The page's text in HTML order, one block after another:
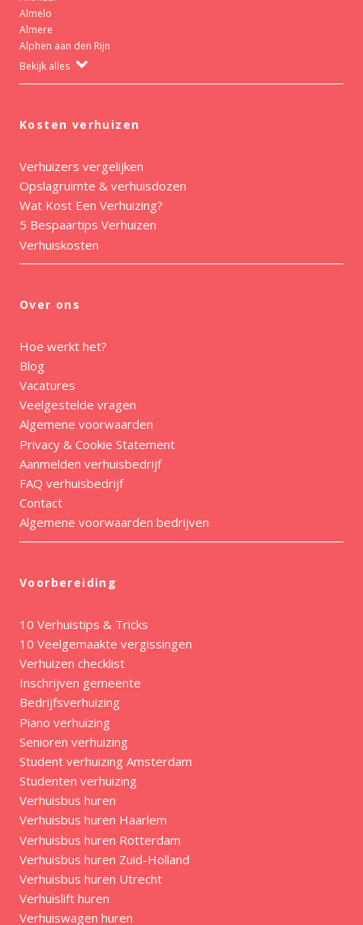
Almelo
Almere
Alphen aan den Rijn
Bekijk alles
Kosten verhuizen
Verhuizers vergelijken
Opslagruimte & verhuisdozen
Wat Kost Een Verhuizing?
5 Bespaartips Verhuizen
Verhuiskosten
Over ons
Hoe werkt het?
Blog
Vacatures
Veelgestelde vragen
Algemene voorwaarden
Privacy & Cookie Statement
Aanmelden verhuisbedrijf
FAQ verhuisbedrijf
Contact
Algemene voorwaarden bedrijven
Voorbereiding
10 Verhuistips & Tricks
10 Veelgemaakte vergissingen
Verhuizen checklist
Inschrijven gemeente
Bedrijfsverhuizing
Piano verhuizing
Senioren verhuizing
Student verhuizing Amsterdam
Studenten verhuizing
Verhuisbus huren
Verhuisbus huren Haarlem
Verhuisbus huren Rotterdam
Verhuisbus huren Zuid-Holland
Verhuisbus huren Utrecht
Verhuislift huren
Verhuiswagen huren